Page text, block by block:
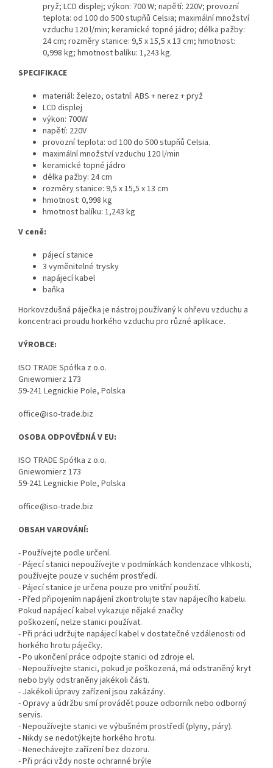
pryž; LCD displej; výkon: 700 W; napětí: 220V; provozní
teplota: od 100 do 500 stupňů Celsia; maximální množství
vzduchu 120 l/min; keramické topné jádro; délka pažby:
24 cm; rozměry stanice: 9,5 x 15,5 x 13 cm; hmotnost:
0,998 kg; hmotnost balíku: 1,243 kg.
SPECIFIKACE
materiál: železo, ostatní: ABS + nerez + pryž
LCD displej
výkon: 700W
napětí: 220V
provozní teplota: od 100 do 500 stupňů Celsia.
maximální množství vzduchu 120 l/min
keramické topné jádro
délka pažby: 24 cm
rozměry stanice: 9,5 x 15,5 x 13 cm
hmotnost: 0,998 kg
hmotnost balíku: 1,243 kg
V ceně:
pájecí stanice
3 vyměnitelné trysky
napájecí kabel
baňka
Horkovzdušná páječka je nástroj používaný k ohřevu vzduchu a
koncentraci proudu horkého vzduchu pro různé aplikace.
VÝROBCE:
ISO TRADE Spółka z o.o.
Gniewomierz 173
59-241 Legnickie Pole, Polska
office@iso-trade.biz
OSOBA ODPOVĚDNÁ V EU:
ISO TRADE Spółka z o.o.
Gniewomierz 173
59-241 Legnickie Pole, Polska
office@iso-trade.biz
OBSAH VAROVÁNÍ:
- Používejte podle určení.
- Pájecí stanici nepoužívejte v podmínkách kondenzace vlhkosti,
používejte pouze v suchém prostředí.
- Pájecí stanice je určena pouze pro vnitřní použití.
- Před připojením napájení zkontrolujte stav napájecího kabelu.
Pokud napájecí kabel vykazuje nějaké značky
poškození, nelze stanici používat.
- Při práci udržujte napájecí kabel v dostatečné vzdálenosti od
horkého hrotu páječky.
- Po ukončení práce odpojte stanici od zdroje el.
- Nepoužívejte stanici, pokud je poškozená, má odstraněný kryt
nebo byly odstraněny jakékoli části.
- Jakékoli úpravy zařízení jsou zakázány.
- Opravy a údržbu smí provádět pouze odborník nebo odborný
servis.
- Nepoužívejte stanici ve výbušném prostředí (plyny, páry).
- Nikdy se nedotýkejte horkého hrotu.
- Nenechávejte zařízení bez dozoru.
- Při práci vždy noste ochranné brýle